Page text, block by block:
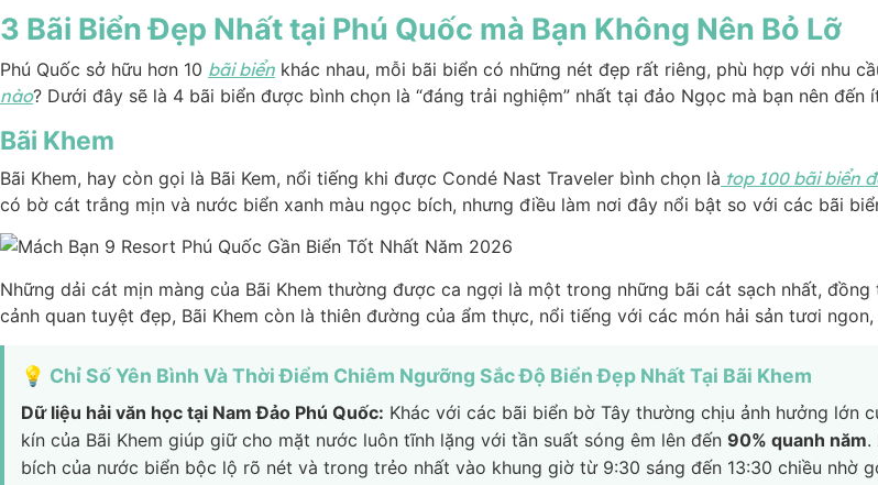
3 Bãi Biển Đẹp Nhất tại Phú Quốc mà Bạn Không Nên Bỏ Lỡ
Phú Quốc sở hữu hơn 10 bãi biển khác nhau, mỗi bãi biển có những nét đẹp rất riêng, phù hợp với nhu
nào? Dưới đây sẽ là 4 bãi biển được bình chọn là “đáng trải nghiệm” nhất tại đảo Ngọc mà bạn nên đến
Bãi Khem
Bãi Khem, hay còn gọi là Bãi Kem, nổi tiếng khi được Condé Nast Traveler bình chọn là top 100 bãi biển
có bờ cát trắng mịn và nước biển xanh màu ngọc bích, nhưng điều làm nơi đây nổi bật so với các bãi
Những dải cát mịn màng của Bãi Khem thường được ca ngợi là một trong những bãi cát sạch nhất,
cảnh quan tuyệt đẹp, Bãi Khem còn là thiên đường của ẩm thực, nổi tiếng với các món hải sản tươi
💡 Chỉ Số Yên Bình Và Thời Điểm Chiêm Ngưỡng Sắc Độ Biển Đẹp Nhất Tại Bãi Khem
Dữ liệu hải văn học tại Nam Đảo Phú Quốc: Khác với các bãi biển bờ Tây thường chịu ảnh hưởng lớn
kín của Bãi Khem giúp giữ cho mặt nước luôn tĩnh lặng với tần suất sóng êm lên đến 90% quanh năm.
bích của nước biển bộc lộ rõ nét và trong trẻo nhất vào khung giờ từ 9:30 sáng đến 13:30 chiều nhờ